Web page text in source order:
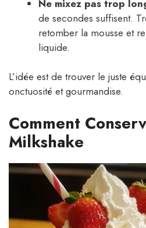
Ne mixez pas trop
de secondes suffisent.
retomber la mousse et
liquide.
L’idée est de trouver le juste
onctuosité et gourmandise.
Comment
Milkshake